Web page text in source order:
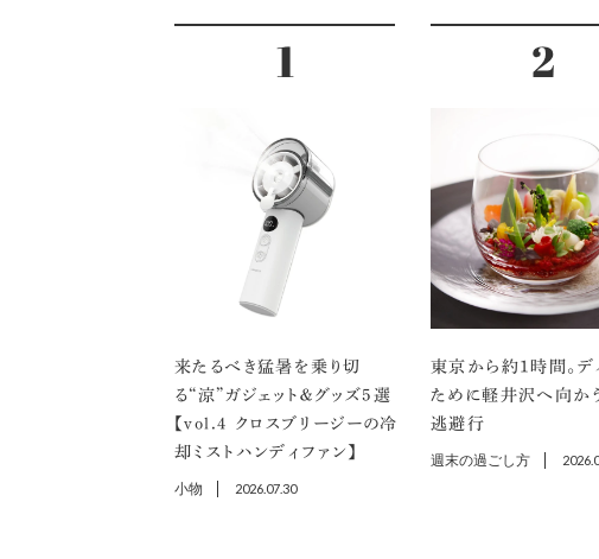
来たるべき猛暑を乗り切
る“涼”ガジェット＆グッズ5選
【vol.４ クロスブリージーの冷
却ミストハンディファン】
小物 2026.07.30
東京から約1時間。デ
ために軽井沢へ向か
逃避行
週末の過ごし方